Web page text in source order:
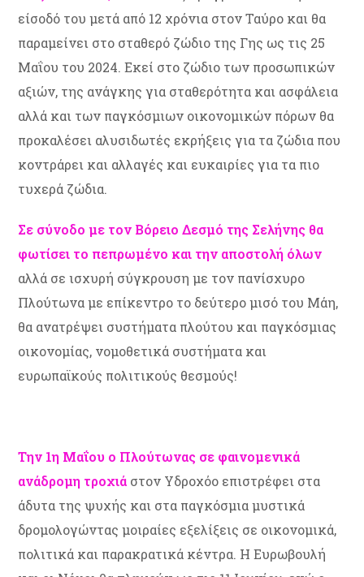
είσοδό του μετά από 12 χρόνια στον Ταύρο και θα
παραμείνει στο σταθερό ζώδιο της Γης ως τις 25
Μαΐου του 2024. Εκεί στο ζώδιο των προσωπικών
αξιών, της ανάγκης για σταθερότητα και ασφάλεια
αλλά και των παγκόσμιων οικονομικών πόρων θα
προκαλέσει αλυσιδωτές εκρήξεις για τα ζώδια που
κοντράρει και αλλαγές και ευκαιρίες για τα πιο
τυχερά ζώδια.
Σε σύνοδο με τον Βόρειο Δεσμό της Σελήνης θα
φωτίσει το πεπρωμένο και την αποστολή όλων
αλλά σε ισχυρή σύγκρουση με τον πανίσχυρο
Πλούτωνα με επίκεντρο το δεύτερο μισό του Μάη,
θα ανατρέψει συστήματα πλούτου και παγκόσμιας
οικονομίας, νομοθετικά συστήματα και
ευρωπαϊκούς πολιτικούς θεσμούς!
Την 1η Μαΐου ο Πλούτωνας σε φαινομενικά
ανάδρομη τροχιά στον Υδροχόο επιστρέφει στα
άδυτα της ψυχής και στα παγκόσμια μυστικά
δρομολογώντας μοιραίες εξελίξεις σε οικονομικά,
πολιτικά και παρακρατικά κέντρα. Η Ευρωβουλή